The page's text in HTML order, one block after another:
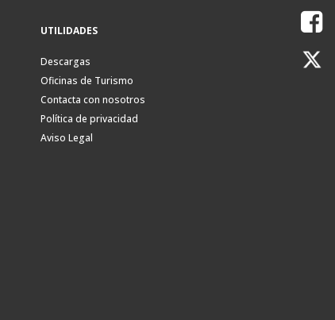
UTILIDADES
Descargas
Oficinas de Turismo
Contacta con nosotros
Política de privacidad
Aviso Legal